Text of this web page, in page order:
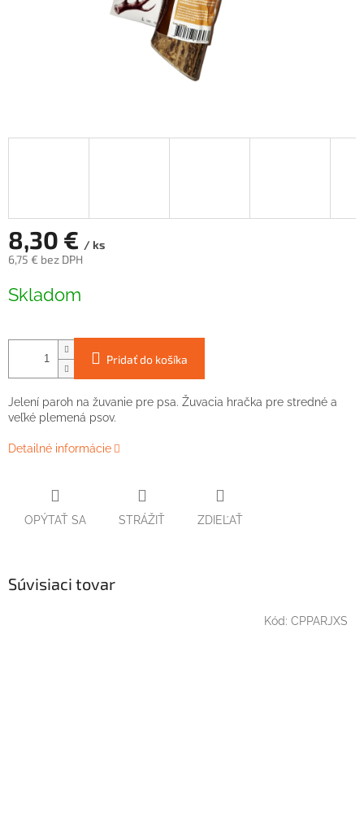
8,30 € / ks
6,75 € bez DPH
cena:
Skladom
Pridať do košíka
Jelení paroh na žuvanie pre psa. Žuvacia hračka pre stredné a
veľké plemená psov.
Detailné informácie
OPÝTAŤ SA STRÁŽIŤ ZDIEĽAŤ
Súvisiaci tovar
Kód: CPPARJXS